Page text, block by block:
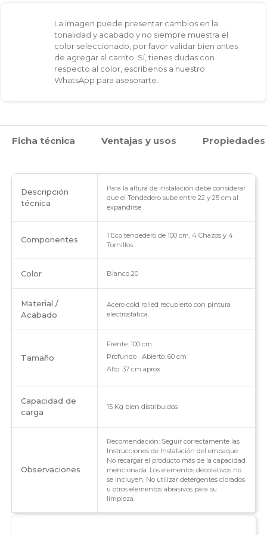
La imagen puede presentar cambios en la
tonalidad y acabado y no siempre muestra el
color seleccionado, por favor validar bien antes
de agregar al carrito. Sí, tienes dudas con
respecto al color, escríbenos a nuestro
WhatsApp para asesorarte.
Ficha técnica Ventajas y usos Propiedades
Descripción
técnica
Para la altura de instalación debe considerar
que el Tendedero sube entre 22 y 25 cm al
expandirse.
Componentes
1 Eco tendedero de 100 cm, 4 Chazos y 4
Tornillos
Color Blanco 20
Material /
Acabado
Acero cold rolled recubierto con pintura
electrostática.
Tamaño
Frente: 100 cm
Profundo · Abierto: 60 cm
Alto: 37 cm aprox
Capacidad de
carga
15 Kg bien distribuidos
Observaciones
Recomendación: Seguir correctamente las
Instrucciones de Instalación del empaque.
No recargar el producto más de la capacidad
mencionada. Los elementos decorativos no
se incluyen. No utilizar detergentes clorados
u otros elementos abrasivos para su
limpieza.